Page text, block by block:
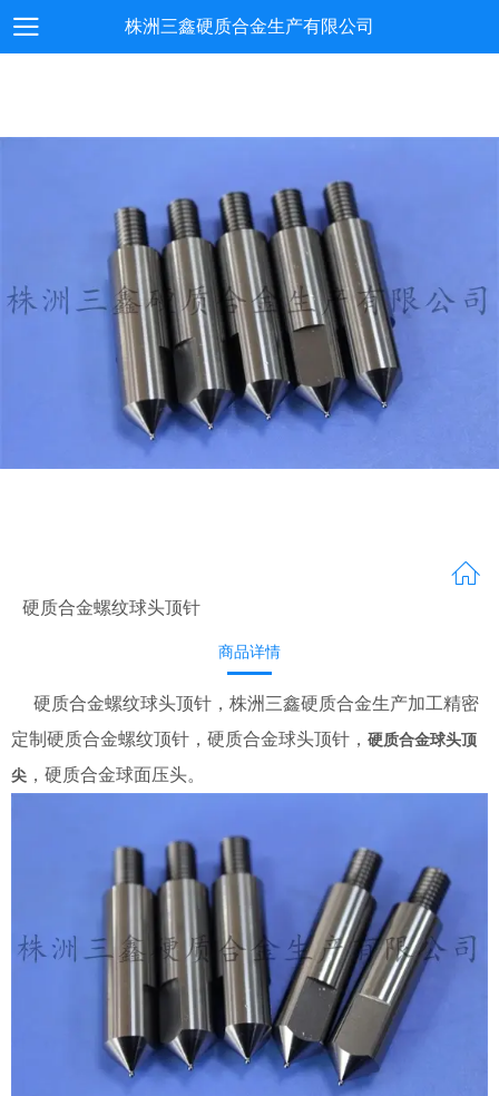
株洲三鑫硬质合金生产有限公司
硬质合金螺纹球头顶针
商品详情
硬质合金螺纹球头顶针，株洲三鑫硬质合金生产加工精密
定制硬质合金螺纹顶针，硬质合金球头顶针， 硬质合金球头顶
尖 ，硬质合金球面压头。